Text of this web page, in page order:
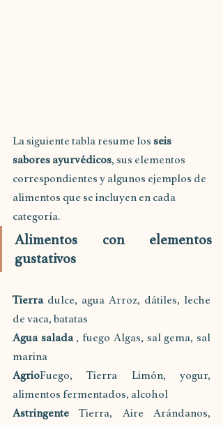
La siguiente tabla resume los seis
sabores ayurvédicos, sus elementos
correspondientes y algunos ejemplos de
alimentos que se incluyen en cada
categoría.
Alimentos con elementos
gustativos
Tierra dulce, agua Arroz, dátiles, leche
de vaca, batatas
Agua salada , fuego Algas, sal gema, sal
marina
AgrioFuego, Tierra Limón, yogur,
alimentos fermentados, alcohol
Astringente Tierra, Aire Arándanos,